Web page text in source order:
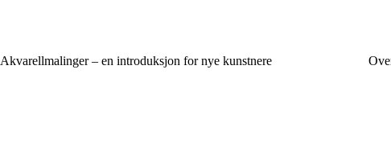
Akvarellmalinger – en introduksjon for nye kunstnere